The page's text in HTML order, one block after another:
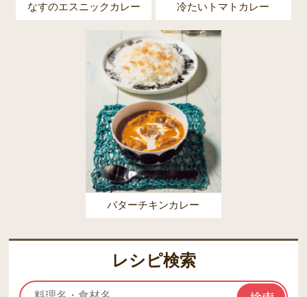
なすのエスニックカレー 冷たいトマトカレー
バターチキンカレー
レシピ検索